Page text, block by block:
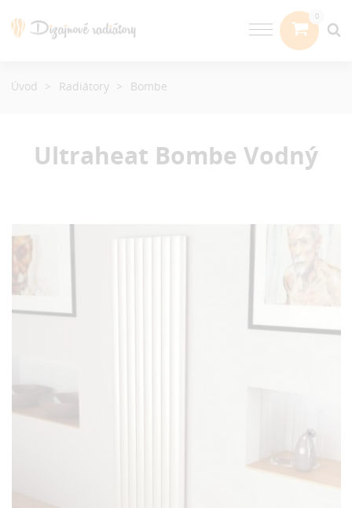
Ultraheat Bombe Vodný
Úvod Radiátory Bombe